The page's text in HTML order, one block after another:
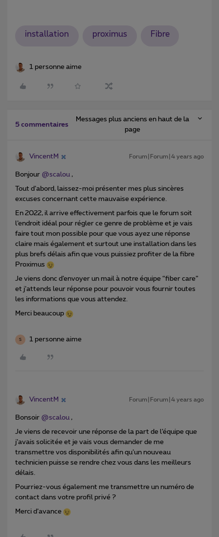
installation proximus Fibre
1 personne aime
5 commentaires
Messages plus anciens en haut de la
page
VincentM Forum|Forum|4 years ago
Bonjour @scalou,
Tout d’abord, laissez-moi présenter mes plus sincères
excuses concernant cette mauvaise expérience.
En 2022, il arrive effectivement parfois que le forum soit
l’endroit idéal pour régler ce genre de problème et je vais
faire tout mon possible pour que vous ayez une réponse
claire mais également et surtout une installation dans les
plus brefs délais afin que vous puissiez profiter de la fibre
Proximus
Je viens donc d’envoyer un mail à notre équipe “fiber care”
et j’attends leur réponse pour pouvoir vous fournir toutes
les informations que vous attendez.
Merci beaucoup
S 1 personne aime
VincentM Forum|Forum|4 years ago
Bonsoir @scalou,
Je viens de recevoir une réponse de la part de l’équipe que
j’avais solicitée et je vais vous demander de me
transmettre vos disponibilités afin qu’un nouveau
technicien puisse se rendre chez vous dans les meilleurs
délais.
Pourriez-vous également me transmettre un numéro de
contact dans votre profil privé ?
Merci d’avance